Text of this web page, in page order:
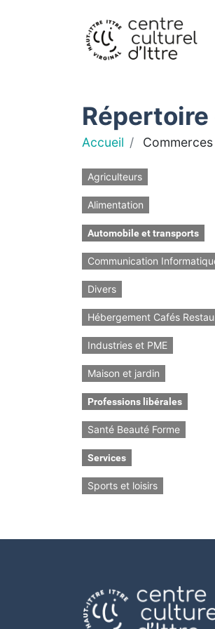
Répertoire
Accueil Commerces
Agriculteurs
Alimentation
Automobile et transports
Communication
Divers
Hébergement Cafés
Industries et PME
Maison et jardin
Professions libérales
Santé Beauté Forme
Services
Sports et loisirs